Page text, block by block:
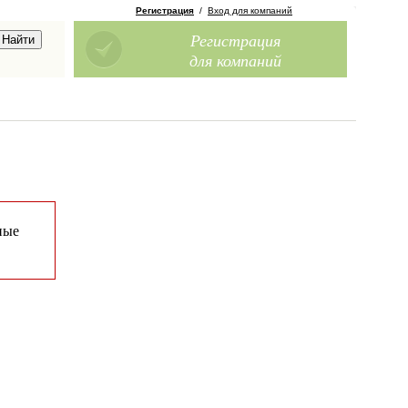
Регистрация / Вход для компаний
Регистрация
для компаний